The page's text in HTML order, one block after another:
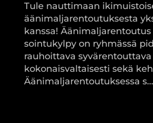
Tule nauttimaan
äänimaljarentoutuksesta
kanssa!
sointukylpy on ryhmässä
rauhoittava
kokonaisvaltaisesti sekä
Äänimaljarentoutuksessa s…